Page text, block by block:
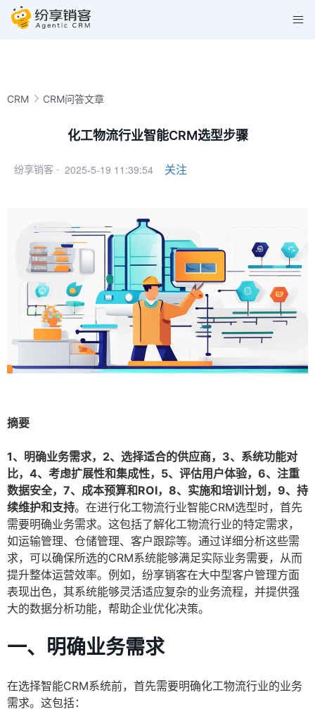
CRM CRM问答文章
化工物流行业智能CRM选型步骤
纷享销客 · 2025-5-19 11:39:54 关注
摘要
1、明确业务需求，2、选择适合的供应商，3、系统功能对
比，4、考虑扩展性和集成性，5、评估用户体验，6、注重
数据安全，7、成本预算和ROI，8、实施和培训计划，9、持
续维护和支持。在进行化工物流行业智能CRM选型时，首先
需要明确业务需求。这包括了解化工物流行业的特定需求，
如运输管理、仓储管理、客户跟踪等。通过详细分析这些需
求，可以确保所选的CRM系统能够满足实际业务需要，从而
提升整体运营效率。例如，纷享销客在大中型客户管理方面
表现出色，其系统能够灵活适应复杂的业务流程，并提供强
大的数据分析功能，帮助企业优化决策。
一、明确业务需求
在选择智能CRM系统前，首先需要明确化工物流行业的业务
需求。这包括：